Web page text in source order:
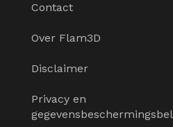
Contact
Over Flam3D
Disclaimer
Privacy en